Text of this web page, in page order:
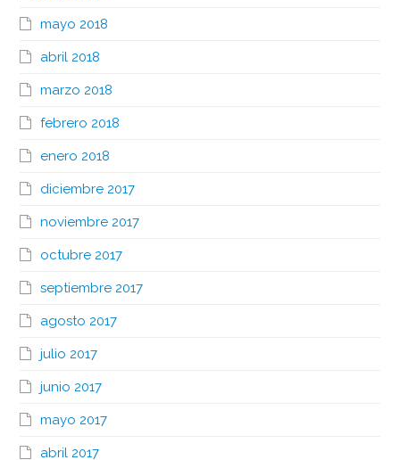
mayo 2018
abril 2018
marzo 2018
febrero 2018
enero 2018
diciembre 2017
noviembre 2017
octubre 2017
septiembre 2017
agosto 2017
julio 2017
junio 2017
mayo 2017
abril 2017